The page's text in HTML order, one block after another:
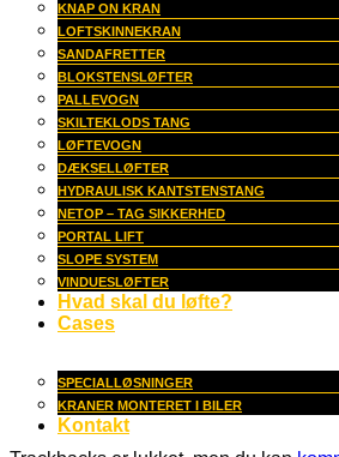
KNAP ON KRAN
LOFTSKINNEKRAN
SANDAFRETTER
BLOKSTENSLØFTER
PALLEVOGN
SKILTEKLODS TANG
LØFTEVOGN
DÆKSELLØFTER
HYDRAULISK KANTSTENSTANG
NETOP – TAG SIKKERHED
PORTAL LIFT
SLOPE SYSTEM
VINDUESLØFTER
Hvad skal du løfte?
Cases
SPECIALLØSNINGER
KRANER MONTERET I BILER
Kontakt